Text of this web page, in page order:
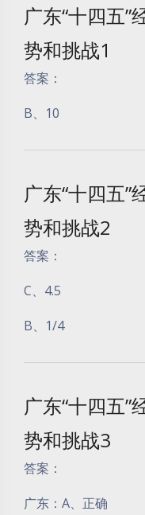
广东“十四五”
势和挑战1
答案：
B、10
广东“十四五”
势和挑战2
答案：
C、4.5
B、1/4
广东“十四五”
势和挑战3
答案：
广东：A、正确